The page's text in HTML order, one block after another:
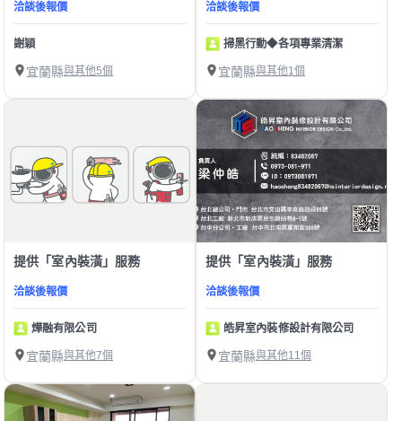
洽談後報價
謝穎
宜蘭縣與其他5個
洽談後報價
掃黑行動◆各項專業清潔
宜蘭縣與其他1個
提供「室內裝潢」服務
洽談後報價
燁融有限公司
宜蘭縣與其他7個
提供「室內裝潢」服務
洽談後報價
皓昇室內裝修設計有限公司
宜蘭縣與其他11個